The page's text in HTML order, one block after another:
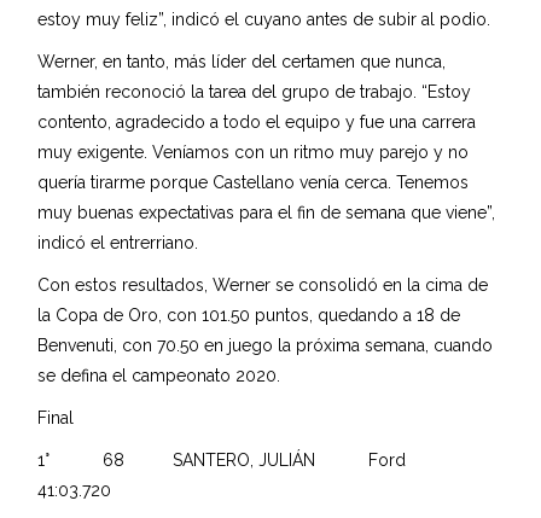
estoy muy feliz”, indicó el cuyano antes de subir al podio.
Werner, en tanto, más líder del certamen que nunca,
también reconoció la tarea del grupo de trabajo. “Estoy
contento, agradecido a todo el equipo y fue una carrera
muy exigente. Veníamos con un ritmo muy parejo y no
quería tirarme porque Castellano venía cerca. Tenemos
muy buenas expectativas para el fin de semana que viene”,
indicó el entrerriano.
Con estos resultados, Werner se consolidó en la cima de
la Copa de Oro, con 101.50 puntos, quedando a 18 de
Benvenuti, con 70.50 en juego la próxima semana, cuando
se defina el campeonato 2020.
Final
1° 68 SANTERO, JULIÁN Ford
41:03.720